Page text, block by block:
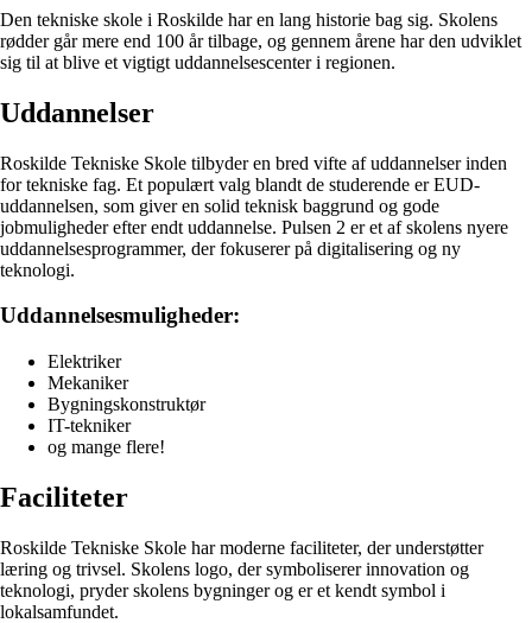
Den tekniske skole i Roskilde har en lang historie bag sig. Skolens
rødder går mere end 100 år tilbage, og gennem årene har den udviklet
sig til at blive et vigtigt uddannelsescenter i regionen.
Uddannelser
Roskilde Tekniske Skole tilbyder en bred vifte af uddannelser inden
for tekniske fag. Et populært valg blandt de studerende er EUD-
uddannelsen, som giver en solid teknisk baggrund og gode
jobmuligheder efter endt uddannelse. Pulsen 2 er et af skolens nyere
uddannelsesprogrammer, der fokuserer på digitalisering og ny
teknologi.
Uddannelsesmuligheder:
Elektriker
Mekaniker
Bygningskonstruktør
IT-tekniker
og mange flere!
Faciliteter
Roskilde Tekniske Skole har moderne faciliteter, der understøtter
læring og trivsel. Skolens logo, der symboliserer innovation og
teknologi, pryder skolens bygninger og er et kendt symbol i
lokalsamfundet.